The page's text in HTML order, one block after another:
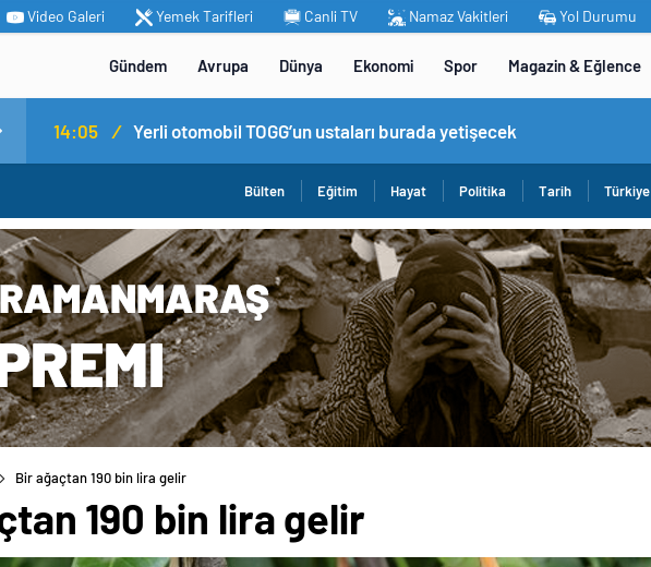
Video Galeri Yemek Tarifleri Canli TV Namaz Vakitleri Yol Durumu
Gündem Avrupa Dünya Ekonomi Spor Magazin & Eğlence
14:05 / Yerli otomobil TOGG’un ustaları burada yetişecek
Bülten Eğitim Hayat Politika Tarih Türkiye
Bir ağaçtan 190 bin lira gelir
190 bin lira gelir